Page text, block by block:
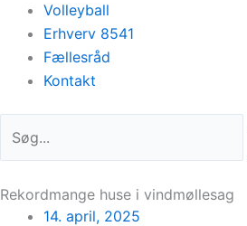
Volleyball
Erhverv 8541
Fællesråd
Kontakt
Rekordmange huse i vindmøllesag
14. april, 2025